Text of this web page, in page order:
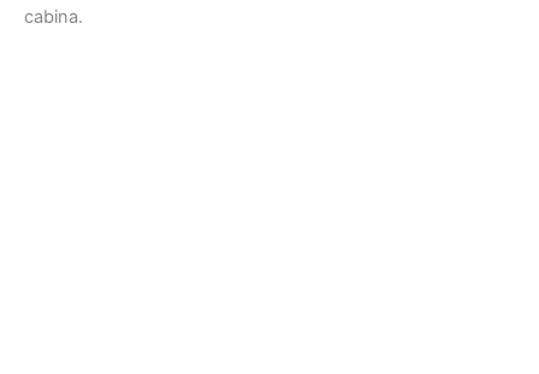
cabina.